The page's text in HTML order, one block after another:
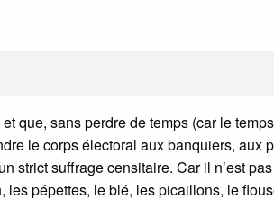
que, sans perdre de temps (car le
le corps électoral aux banquiers, aux
strict suffrage censitaire. Car il n’est
pépettes, le blé, les picaillons, le